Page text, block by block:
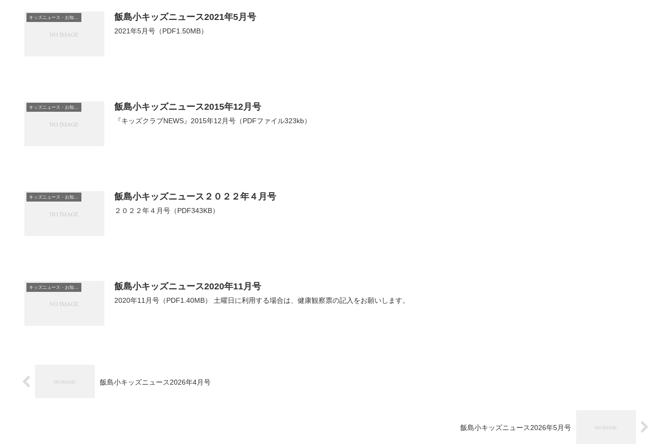
キッズニュース・お知らせ 飯島小キッズニュース2021年5月号
2021年5月号（PDF1.50MB）
キッズニュース・お知らせ 飯島小キッズニュース2015年12月号
『キッズクラブNEWS』2015年12月号（PDFファイル323kb）
キッズニュース・お知らせ 飯島小キッズニュース２０２２年４月号
２０２２年４月号（PDF343KB）
飯島小キッズニュース2020年11月号
2020年11月号（PDF1.40MB） 土曜日に利用する場合は、健康観察票の記入をお願いします。
飯島小キッズニュース2026年4月号
飯島小キッズニュース2026年5月号